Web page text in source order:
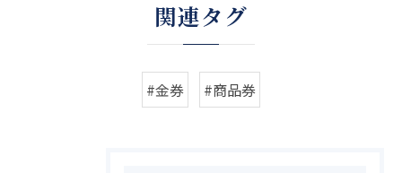
関連タグ
#金券 #商品券